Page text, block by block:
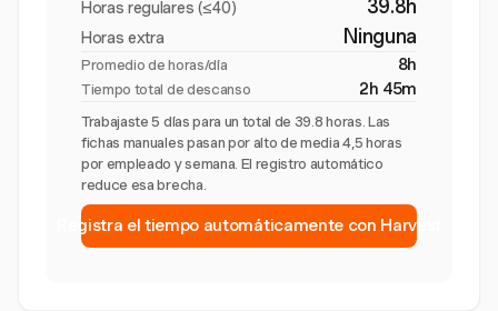
Horas regulares (≤40) 39.8h
Horas extra Ninguna
Promedio de horas/día 8h
Tiempo total de descanso 2h 45m
Trabajaste 5 días para un total de 39.8 horas. Las
fichas manuales pasan por alto de media 4,5 horas
por empleado y semana. El registro automático
reduce esa brecha.
Registra el tiempo automáticamente con Harvest